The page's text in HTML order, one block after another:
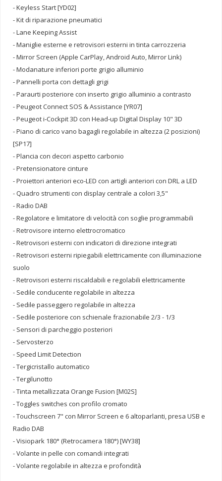
- Keyless Start [YD02]
- Kit di riparazione pneumatici
- Lane Keeping Assist
- Maniglie esterne e retrovisori esterni in tinta carrozzeria
- Mirror Screen (Apple CarPlay, Android Auto, Mirror Link)
- Modanature inferiori porte grigio alluminio
- Pannelli porta con dettagli grigi
- Paraurti posteriore con inserto grigio alluminio a contrasto
- Peugeot Connect SOS & Assistance [YR07]
- Peugeot i-Cockpit 3D con Head-up Digital Display 10" 3D
- Piano di carico vano bagagli regolabile in altezza (2 posizioni)
[SP17]
- Plancia con decori aspetto carbonio
- Pretensionatore cinture
- Proiettori anteriori eco-LED con artigli anteriori con DRL a LED
- Quadro strumenti con display centrale a colori 3,5"
- Radio DAB
- Regolatore e limitatore di velocità con soglie programmabili
- Retrovisore interno elettrocromatico
- Retrovisori esterni con indicatori di direzione integrati
- Retrovisori esterni ripiegabili elettricamente con illuminazione
suolo
- Retrovisori esterni riscaldabili e regolabili elettricamente
- Sedile conducente regolabile in altezza
- Sedile passeggero regolabile in altezza
- Sedile posteriore con schienale frazionabile 2/3 - 1/3
- Sensori di parcheggio posteriori
- Servosterzo
- Speed Limit Detection
- Tergicristallo automatico
- Tergilunotto
- Tinta metallizzata Orange Fusion [M02S]
- Toggles switches con profilo cromato
- Touchscreen 7" con Mirror Screen e 6 altoparlanti, presa USB e
Radio DAB
- Visiopark 180° (Retrocamera 180°) [WY38]
- Volante in pelle con comandi integrati
- Volante regolabile in altezza e profondità